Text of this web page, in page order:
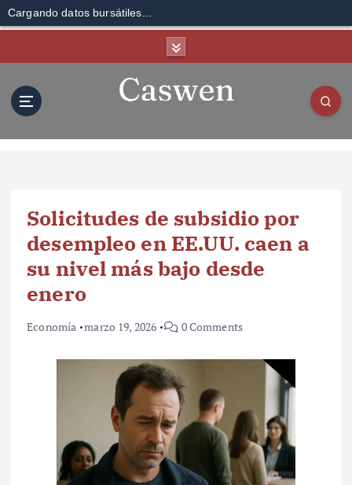
Cargando datos bursátiles...
Solicitudes de subsidio por
desempleo en EE.UU. caen a
su nivel más bajo desde
enero
Economía marzo 19, 2026 0 Comments